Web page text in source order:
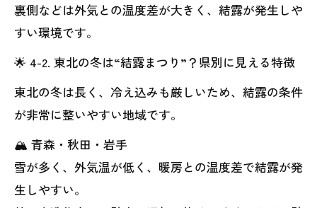
裏側などは外気との温度差が大きく、結露が発生しや
すい環境です。
🌟 4-2. 東北の冬は“結露まつり”？県別に見える特徴
東北の冬は長く、冷え込みも厳しいため、結露の条件
が非常に整いやすい地域です。
🏔 青森・秋田・岩手
雪が多く、外気温が低く、暖房との温度差で結露が発
生しやすい。